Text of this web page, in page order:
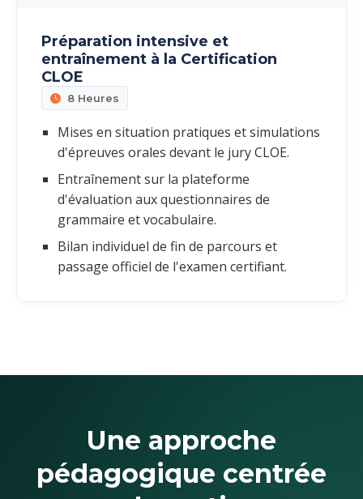
Préparation intensive et
entraînement à la Certification
CLOE
8 Heures
Mises en situation pratiques et simulations
d'épreuves orales devant le jury CLOE.
Entraînement sur la plateforme
d'évaluation aux questionnaires de
grammaire et vocabulaire.
Bilan individuel de fin de parcours et
passage officiel de l'examen certifiant.
Une approche
pédagogique centrée